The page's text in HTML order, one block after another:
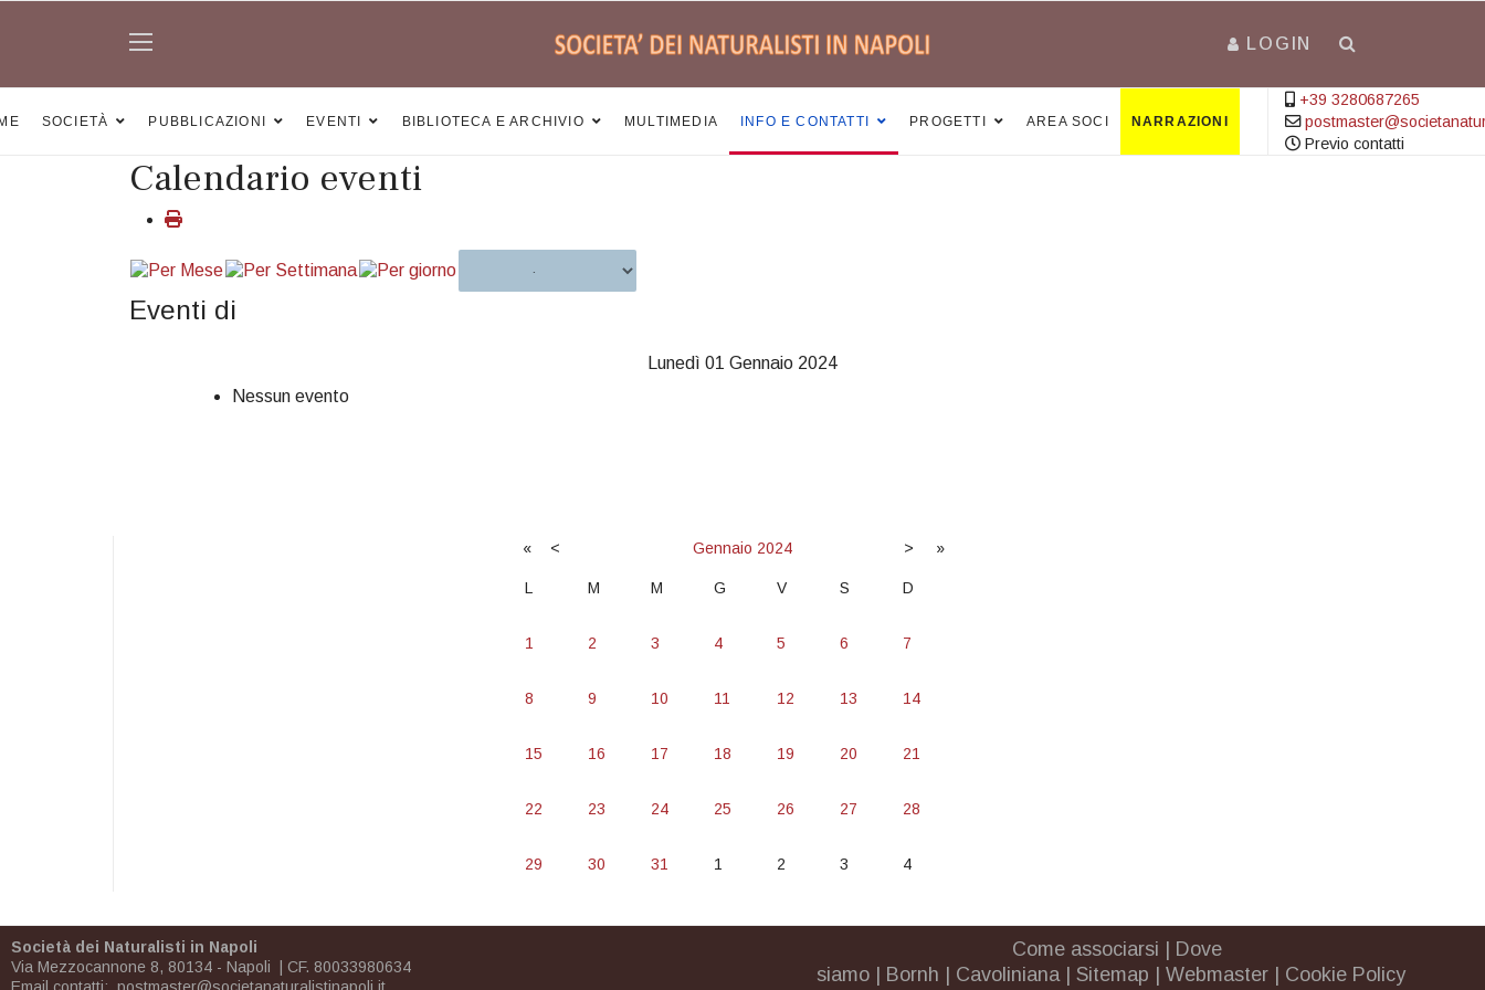
LOGIN
SOCIETÀ PUBBLICAZIONI EVENTI BIBLIOTECA E ARCHIVIO MULTIMEDIA INFO E CONTATTI PROGETTI AREA SOCI NARRAZIONI
+39 3280687265
Previo contatti
Calendario eventi
Eventi di
Lunedì 01 Gennaio 2024
Nessun evento
« < Gennaio 2024 > »
L M M G V S D
1 2 3 4 5 6 7
8 9 10 11 12 13 14
15 16 17 18 19 20 21
22 23 24 25 26 27 28
29 30 31 1 2 3 4
Società dei Naturalisti in Napoli
Via Mezzocannone 8, 80134 - Napoli | CF. 80033980634
Come associarsi
Dove
siamo
Bornh Cavoliniana| Sitemap Webmaster Cookie Policy